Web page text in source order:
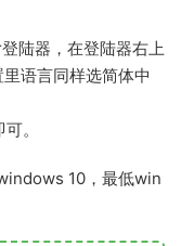
陆器，在登陆器右上
语言同样选简体中
。
10，最低win